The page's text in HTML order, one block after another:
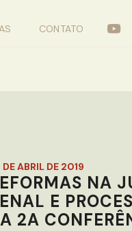
CONTATO
ABRIL DE 2019
NA
E
2A